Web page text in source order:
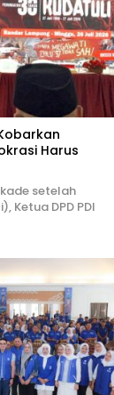
Harus
setelah
Ketua DPD PDI